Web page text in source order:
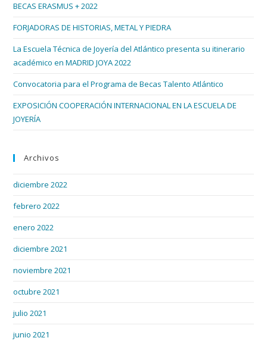
BECAS ERASMUS + 2022
FORJADORAS DE HISTORIAS, METAL Y PIEDRA
La Escuela Técnica de Joyería del Atlántico presenta su itinerario
académico en MADRID JOYA 2022
Convocatoria para el Programa de Becas Talento Atlántico
EXPOSICIÓN COOPERACIÓN INTERNACIONAL EN LA ESCUELA DE
JOYERÍA
Archivos
diciembre 2022
febrero 2022
enero 2022
diciembre 2021
noviembre 2021
octubre 2021
julio 2021
junio 2021